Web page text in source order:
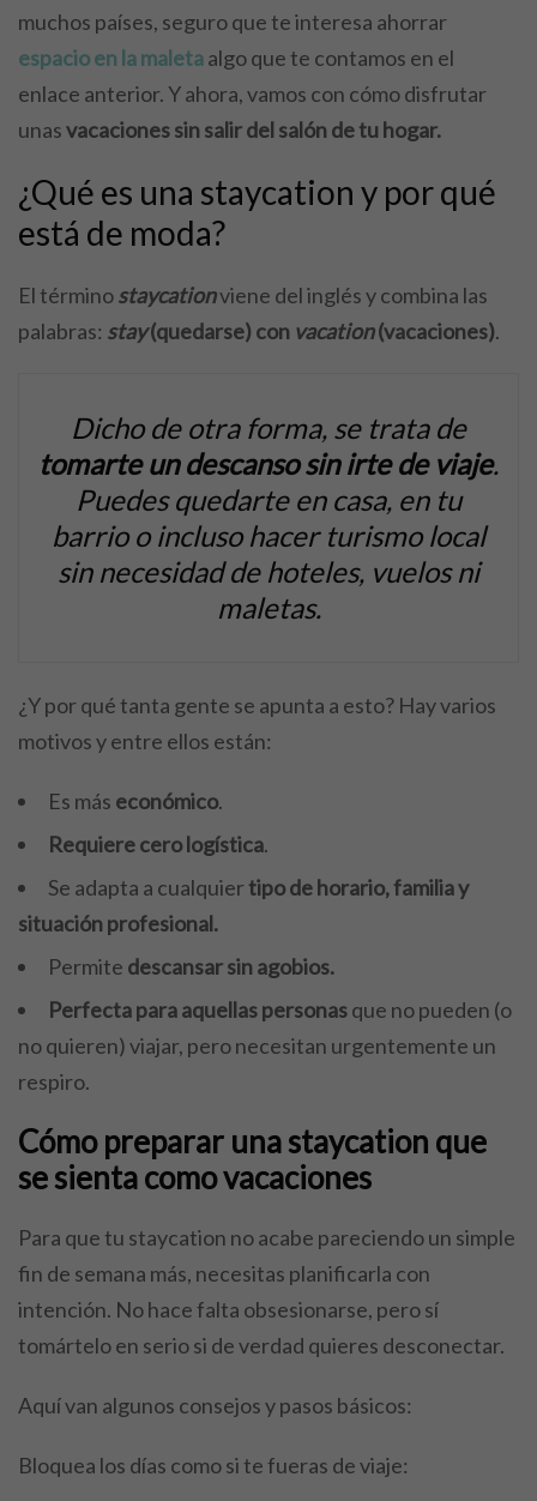
muchos países, seguro que te interesa ahorrar
espacio en la maletaalgo que te contamos en el
enlace anterior. Y ahora, vamos con cómo disfrutar
unasvacaciones sin salir del salón de tu hogar.
¿Qué es una staycation y por qué
está de moda?
El términostaycationviene del inglés y combina las
palabras: stay(quedarse) con vacation(vacaciones).
Dicho de otra forma, se trata de
tomarte un descanso sin irte de viaje.
Puedes quedarte en casa, en tu
barrio o incluso hacer turismo local
sin necesidad de hoteles, vuelos ni
maletas.
¿Y por qué tanta gente se apunta a esto? Hay varios
motivos y entre ellos están:
Es más económico.
Requiere cero logística.
Se adapta a cualquiertipo de horario, familia y
situación profesional.
Permite descansar sin agobios.
Perfecta para aquellas personasque no pueden (o
no quieren) viajar, pero necesitan urgentemente un
respiro.
Cómo preparar una staycation que
se sienta como vacaciones
Para que tu staycation no acabe pareciendo un simple
fin de semana más, necesitas planificarla con
intención. No hace falta obsesionarse, pero sí
tomártelo en serio si de verdad quieres desconectar.
Aquí van algunos consejos y pasos básicos:
Bloquea los días como si te fueras de viaje: